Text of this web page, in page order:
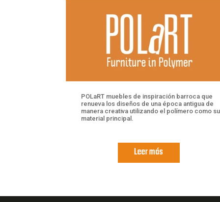
POLaRT muebles de inspiración barroca que
renueva los diseños de una época antigua de
manera creativa utilizando el polímero como su
material principal.
Leer más